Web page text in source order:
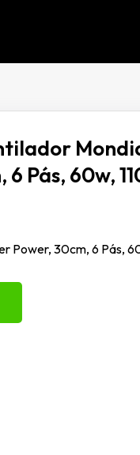
Pás, 60w,
Power, 30cm, 6 Pás,